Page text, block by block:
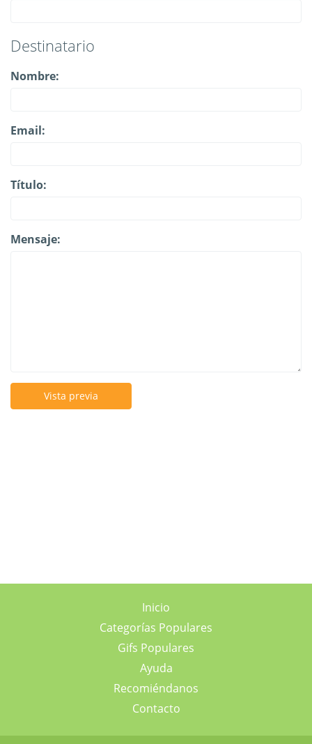
Destinatario
Nombre:
Email:
Título:
Mensaje:
Vista previa
Inicio
Categorías Populares
Gifs Populares
Ayuda
Recomiéndanos
Contacto